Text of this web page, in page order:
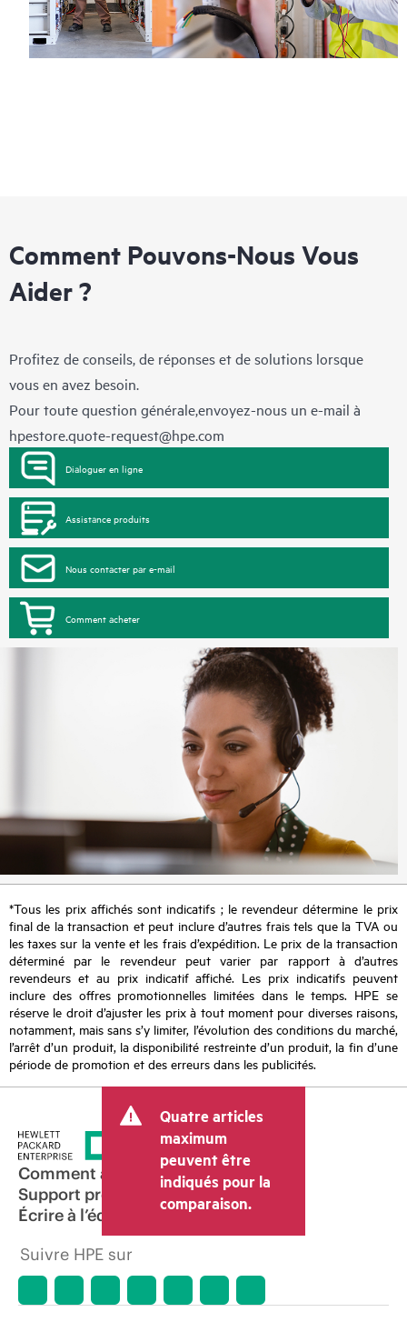
Comment Pouvons-Nous Vous
Aider ?
Profitez de conseils, de réponses et de solutions lorsque
vous en avez besoin.
Pour toute question générale,envoyez-nous un e-mail à
hpestore.quote-request@hpe.com
Dialoguer en ligne
Assistance produits
Nous contacter par e-mail
Comment acheter
*Tous les prix affichés sont indicatifs ; le revendeur détermine le prix
final de la transaction et peut inclure d’autres frais tels que la TVA ou
les taxes sur la vente et les frais d’expédition. Le prix de la transaction
déterminé par le revendeur peut varier par rapport à d’autres
revendeurs et au prix indicatif affiché. Les prix indicatifs peuvent
inclure des offres promotionnelles limitées dans le temps. HPE se
réserve le droit d’ajuster les prix à tout moment pour diverses raisons,
notamment, mais sans s’y limiter, l’évolution des conditions du marché,
l’arrêt d’un produit, la disponibilité restreinte d’un produit, la fin d’une
période de promotion et des erreurs dans les publicités.
Quatre articles
maximum
peuvent être
indiqués pour la
comparaison.
Comment acheter
Support produit
Écrire à l’équipe commerciale
Suivre HPE sur